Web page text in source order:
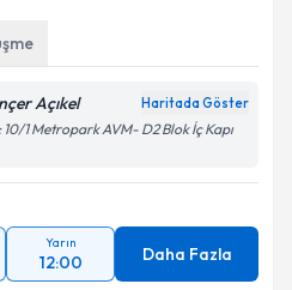
Açıkel Haritada Göster
1 Metropark AVM- D2 Blok İç Kapı
Yarın
12:00 Daha Fazla